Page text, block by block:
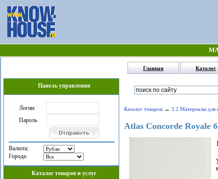
Главная Каталог
Панель управления
Логин:
Пароль
Валюта:
Города:
Каталог товаров и услуг
Каталог товаров→ 3.2 Материалы для
Atlas Concorde Royale